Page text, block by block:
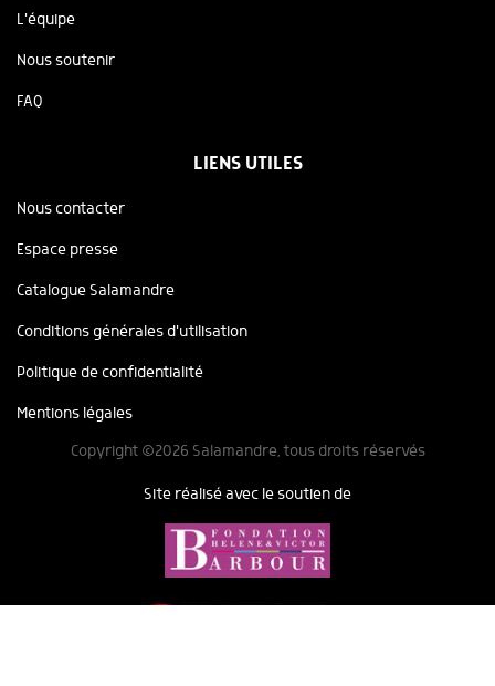
L'équipe
Nous soutenir
FAQ
LIENS UTILES
Nous contacter
Espace presse
Catalogue Salamandre
Conditions générales d'utilisation
Politique de confidentialité
Mentions légales
Copyright ©2026 Salamandre, tous droits réservés
Site réalisé avec le soutien de